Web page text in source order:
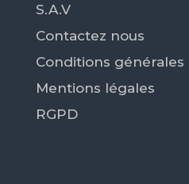
S.A.V
Contactez nous
Conditions
Mentions légales
RGPD